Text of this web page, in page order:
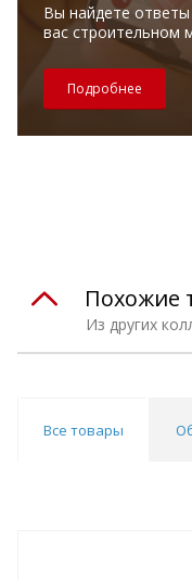
Вы найдете
вас строительном
Подробнее
Из других
Похожие
Все товары